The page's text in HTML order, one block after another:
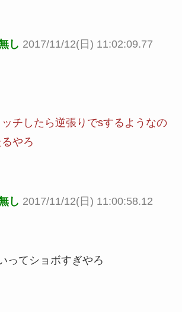
し 2017/11/12(日) 11:02:09.77
チしたら逆張りでsするようなの
やろ
し 2017/11/12(日) 11:00:58.12
ってショボすぎやろ